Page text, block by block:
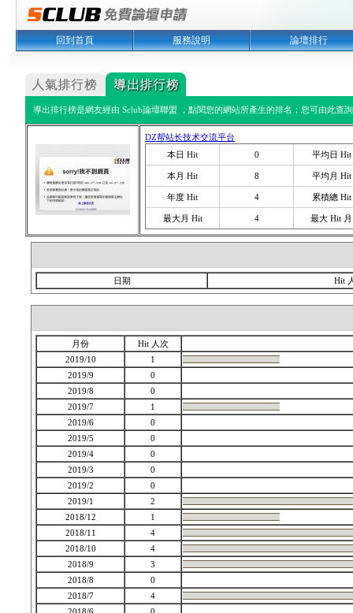
回到首頁 服務說明 論壇排行
導出排行榜是網友經由 Sclub論壇聯盟 ，點閱您的網站所產生的排名；您可由此查
DZ帮站长技术交流平台
本日 Hit
0 平均日 Hit
本月 Hit 8 平均月 Hit
年度 Hit 4 累積總 Hit
最大月 Hit 4 最大 Hit 月
日期 Hit
月份
Hit 人次
2019/10
1
2019/9
0
2019/8
0
2019/7
1
2019/6
0
2019/5
0
2019/4
0
2019/3
0
2019/2
0
2019/1
2
2018/12
1
2018/11
4
2018/10
4
2018/9
3
2018/8
0
2018/7
4